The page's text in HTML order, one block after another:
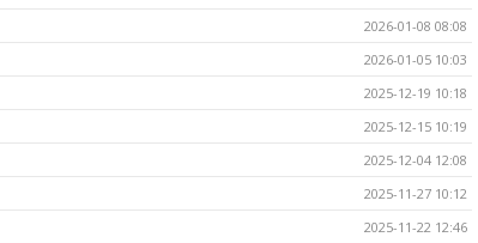
2026-01-08 08:08
2026-01-05 10:03
2025-12-19 10:18
2025-12-15 10:19
2025-12-04 12:08
2025-11-27 10:12
2025-11-22 12:46